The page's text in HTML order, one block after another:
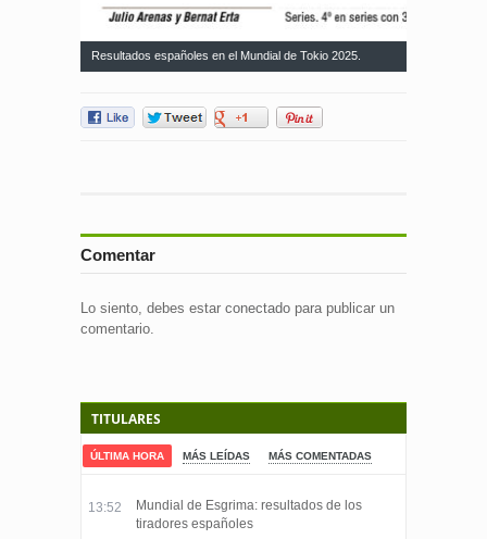
Resultados españoles en el Mundial de Tokio 2025.
Comentar
Lo siento, debes estar conectado para publicar un
comentario.
TITULARES
ÚLTIMA HORA MÁS LEÍDAS MÁS COMENTADAS
13:52
Mundial de Esgrima: resultados de los
tiradores españoles